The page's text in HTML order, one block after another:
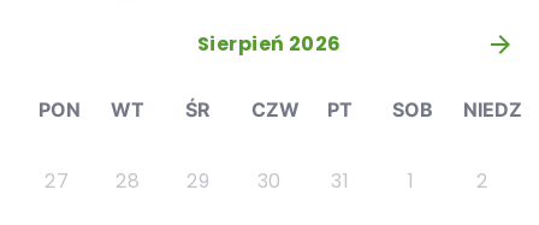
Sierpień 2026 »
PON WT ŚR CZW PT SOB NIEDZ
27 28 29 30 31 1 2